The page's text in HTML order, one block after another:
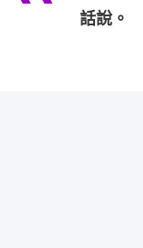
話說。